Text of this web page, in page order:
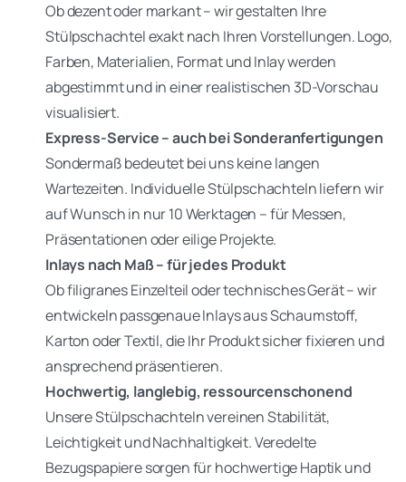
Ob dezent oder markant – wir gestalten Ihre
Stülpschachtel exakt nach Ihren Vorstellungen. Logo,
Farben, Materialien, Format und Inlay werden
abgestimmt und in einer realistischen 3D-Vorschau
visualisiert.
Express-Service – auch bei Sonderanfertigungen
Sondermaß bedeutet bei uns keine langen
Wartezeiten. Individuelle Stülpschachteln liefern wir
auf Wunsch in nur 10 Werktagen – für Messen,
Präsentationen oder eilige Projekte.
Inlays nach Maß – für jedes Produkt
Ob filigranes Einzelteil oder technisches Gerät – wir
entwickeln passgenaue Inlays aus Schaumstoff,
Karton oder Textil, die Ihr Produkt sicher fixieren und
ansprechend präsentieren.
Hochwertig, langlebig, ressourcenschonend
Unsere Stülpschachteln vereinen Stabilität,
Leichtigkeit und Nachhaltigkeit. Veredelte
Bezugspapiere sorgen für hochwertige Haptik und